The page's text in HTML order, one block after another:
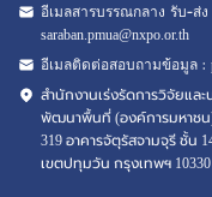
อีเมลสารบรรณกลาง รับ-ส่
saraban.pmua@nxpo.or.th
อีเมลติดต่อสอบถามข้อมูล :
สำนักงานเร่งรัดการวิจัยแล
พัฒนาพื้นที่ (องค์การมหาช
319 อาคารจัตุรัสจามจุรี ชั้
เขตปทุมวัน กรุงเทพฯ 10330